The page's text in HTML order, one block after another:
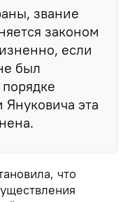
звание
законом
если
был
эта
что